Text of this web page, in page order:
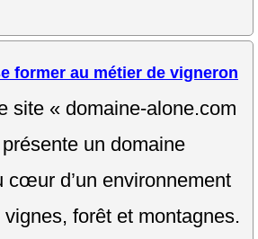
former au métier de vigneron
site « domaine-alone.com
un domaine
cœur d’un environnement
forêt et montagnes.